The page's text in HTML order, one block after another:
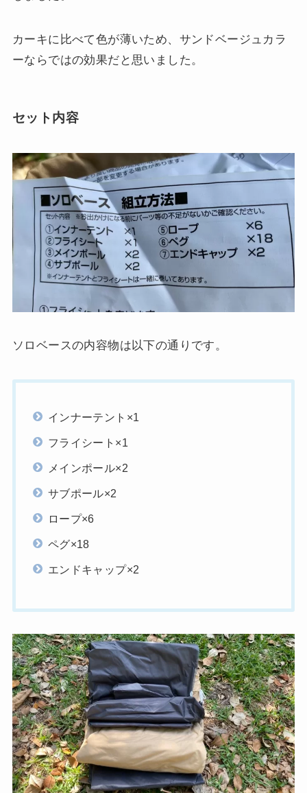
カーキに比べて色が薄いため、サンドベージュカラ
ーならではの効果だと思いました。
セット内容
ソロベースの内容物は以下の通りです。
インナーテント×1
フライシート×1
メインポール×2
サブポール×2
ロープ×6
ペグ×18
エンドキャップ×2